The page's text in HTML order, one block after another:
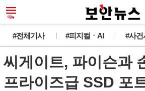
#전체기사 #피지컬ㆍAI #사건
씨게이트, 파이슨과
프라이즈급 SSD 포